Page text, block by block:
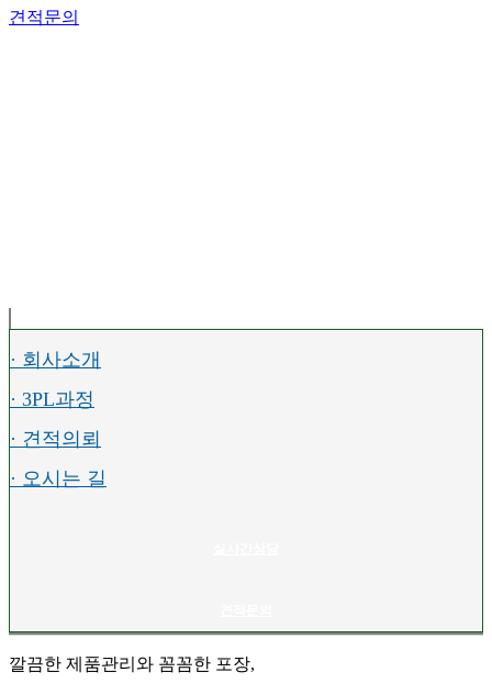
견적문의
· 회사소개
· 3PL과정
· 견적의뢰
· 오시는 길
깔끔한 제품관리와 꼼꼼한 포장,